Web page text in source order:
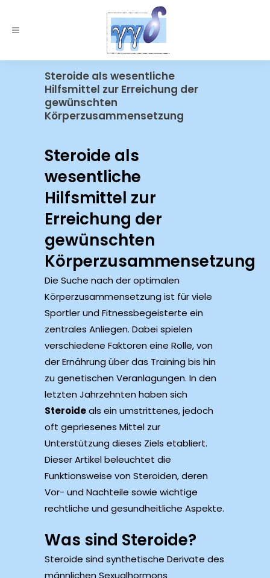
Steroide als wesentliche
Hilfsmittel zur Erreichung der
gewünschten
Körperzusammensetzung
Steroide als
wesentliche
Hilfsmittel zur
Erreichung der
gewünschten
Körperzusammensetzung
Die Suche nach der optimalen
Körperzusammensetzung ist für viele
Sportler und Fitnessbegeisterte ein
zentrales Anliegen. Dabei spielen
verschiedene Faktoren eine Rolle, von
der Ernährung über das Training bis hin
zu genetischen Veranlagungen. In den
letzten Jahrzehnten haben sich
Steroideals ein umstrittenes, jedoch
oft gepriesenes Mittel zur
Unterstützung dieses Ziels etabliert.
Dieser Artikel beleuchtet die
Funktionsweise von Steroiden, deren
Vor- und Nachteile sowie wichtige
rechtliche und gesundheitliche Aspekte.
Was sind Steroide?
Steroide sind synthetische Derivate des
männlichen Sexualhormons